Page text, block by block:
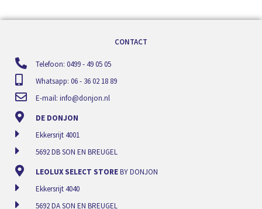
CONTACT
Telefoon: 0499 - 49 05 05
Whatsapp: 06 - 36 02 18 89
E-mail: info@donjon.nl
DE DONJON
Ekkersrijt 4001
5692 DB SON EN BREUGEL
LEOLUX SELECT STOREBY DONJON
Ekkersrijt 4040
5692 DA SON EN BREUGEL